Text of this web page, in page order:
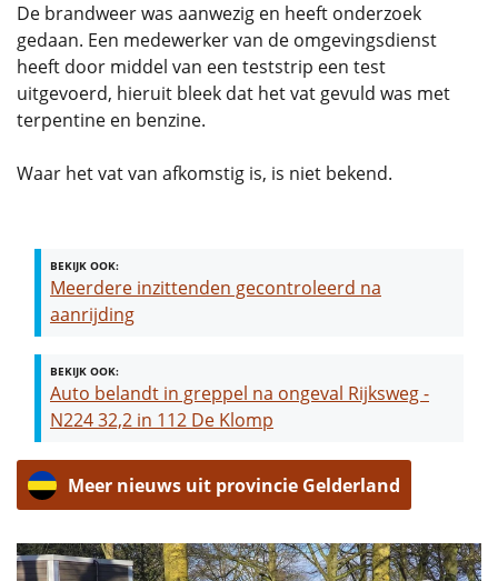
De brandweer was aanwezig en heeft onderzoek
gedaan. Een medewerker van de omgevingsdienst
heeft door middel van een teststrip een test
uitgevoerd, hieruit bleek dat het vat gevuld was met
terpentine en benzine.
Waar het vat van afkomstig is, is niet bekend.
BEKIJK OOK:
Meerdere inzittenden gecontroleerd na
aanrijding
BEKIJK OOK:
Auto belandt in greppel na ongeval Rijksweg -
N224 32,2 in 112 De Klomp
Meer nieuws uit provincie Gelderland